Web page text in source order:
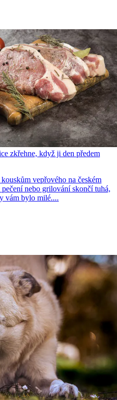
zkřehne, když ji den předem
vepřového na českém
pečení nebo grilování skončí tuhá,
vám bylo milé....